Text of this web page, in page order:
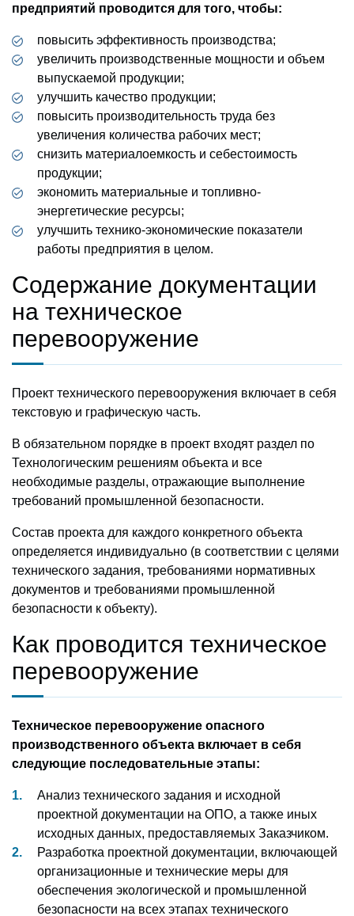
предприятий проводится для того, чтобы:
повысить эффективность производства;
увеличить производственные мощности и объем
выпускаемой продукции;
улучшить качество продукции;
повысить производительность труда без
увеличения количества рабочих мест;
снизить материалоемкость и себестоимость
продукции;
экономить материальные и топливно-
энергетические ресурсы;
улучшить технико-экономические показатели
работы предприятия в целом.
Содержание документации
на техническое
перевооружение
Проект технического перевооружения включает в себя
текстовую и графическую часть.
В обязательном порядке в проект входят раздел по
Технологическим решениям объекта и все
необходимые разделы, отражающие выполнение
требований промышленной безопасности.
Состав проекта для каждого конкретного объекта
определяется индивидуально (в соответствии с целями
технического задания, требованиями нормативных
документов и требованиями промышленной
безопасности к объекту).
Как проводится техническое
перевооружение
Техническое перевооружение опасного
производственного объекта включает в себя
следующие последовательные этапы:
Анализ технического задания и исходной
проектной документации на ОПО, а также иных
исходных данных, предоставляемых Заказчиком.
Разработка проектной документации, включающей
организационные и технические меры для
обеспечения экологической и промышленной
безопасности на всех этапах технического